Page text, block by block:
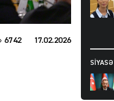
17.02.2026
6742